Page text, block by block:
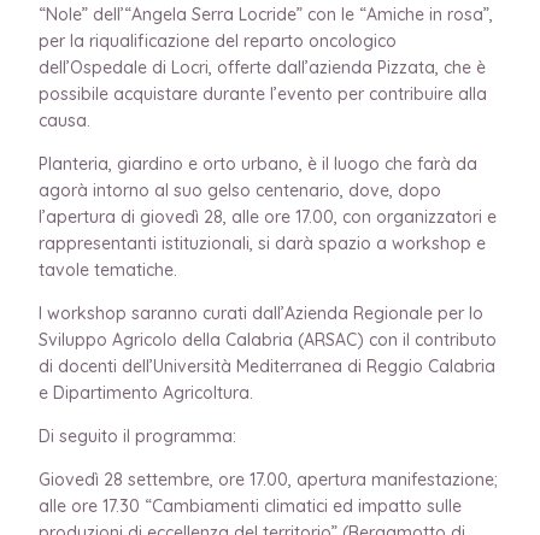
“Nole” dell’“Angela Serra Locride” con le “Amiche in rosa”,
per la riqualificazione del reparto oncologico
dell’Ospedale di Locri, offerte dall’azienda Pizzata, che è
possibile acquistare durante l’evento per contribuire alla
causa.
Planteria, giardino e orto urbano, è il luogo che farà da
agorà intorno al suo gelso centenario, dove, dopo
l’apertura di giovedì 28, alle ore 17.00, con organizzatori e
rappresentanti istituzionali, si darà spazio a workshop e
tavole tematiche.
I workshop saranno curati dall’Azienda Regionale per lo
Sviluppo Agricolo della Calabria (ARSAC) con il contributo
di docenti dell’Università Mediterranea di Reggio Calabria
e Dipartimento Agricoltura.
Di seguito il programma:
Giovedì 28 settembre, ore 17.00, apertura manifestazione;
alle ore 17.30 “Cambiamenti climatici ed impatto sulle